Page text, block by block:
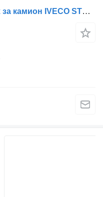
Пневматски вентил K127012 за камион IVECO STRALIS/AT/AD/ML/EUROCARGO/S-WAY